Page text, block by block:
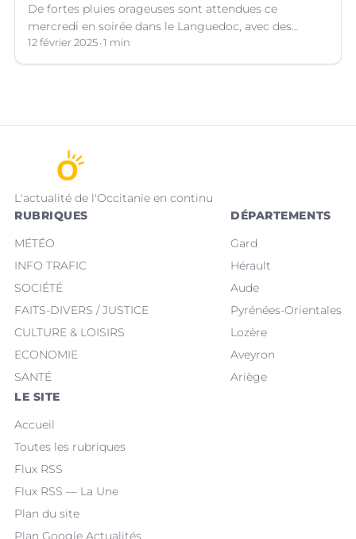
De fortes pluies orageuses sont attendues ce
mercredi en soirée dans le Languedoc, avec des
cumuls importants. Les prévisions météo.
12 février 2025 1 min
L'actualité de l'Occitanie en continu
RUBRIQUES
MÉTÉO
INFO TRAFIC
SOCIÉTÉ
FAITS-DIVERS / JUSTICE
CULTURE & LOISIRS
ECONOMIE
SANTÉ
DÉPARTEMENTS
Gard
Hérault
Aude
Pyrénées-Orientales
Lozère
Aveyron
Ariège
LE SITE
Accueil
Toutes les rubriques
Flux RSS
Flux RSS — La Une
Plan du site
Plan Google Actualités